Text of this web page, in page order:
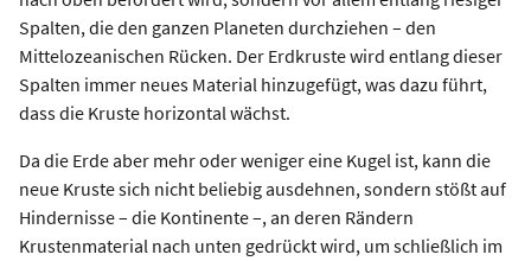
Spalten, die den ganzen Planeten durchziehen – den
Mittelozeanischen Rücken. Der Erdkruste wird entlang dieser
Spalten immer neues Material hinzugefügt, was dazu führt,
dass die Kruste horizontal wächst.
Da die Erde aber mehr oder weniger eine Kugel ist, kann die
neue Kruste sich nicht beliebig ausdehnen, sondern stößt auf
Hindernisse – die Kontinente –, an deren Rändern
Krustenmaterial nach unten gedrückt wird, um schließlich im